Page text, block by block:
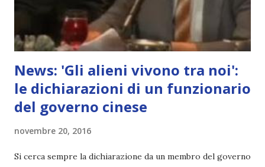
News: 'Gli alieni vivono tra noi':
le dichiarazioni di un funzionario
del governo cinese
novembre 20, 2016
Si cerca sempre la dichiarazione da un membro del governo